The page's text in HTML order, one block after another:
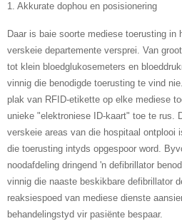
1. Akkurate dophou en posisionering
Daar is baie soorte mediese toerusting in
verskeie departemente versprei. Van
tot klein bloedglukosemeters en
vinnig die benodigde toerusting te vind
plak van RFID-etikette op elke mediese
unieke "elektroniese ID-kaart" toe te rus.
verskeie areas van die hospitaal ontplooi
die toerusting intyds opgespoor word.
noodafdeling dringend 'n defibrillator
vinnig die naaste beskikbare defibrillator
reaksiespoed van mediese dienste
behandelingstyd vir pasiënte bespaar.